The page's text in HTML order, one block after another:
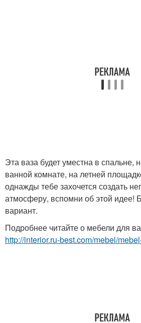
Эта ваза будет уместна в спальне,
ванной комнате, на летней
однажды тебе захочется создать
атмосферу, вспомни об этой идее!
вариант.
Подробнее читайте о мебели для
http://interior.ru-best.com/mebel/